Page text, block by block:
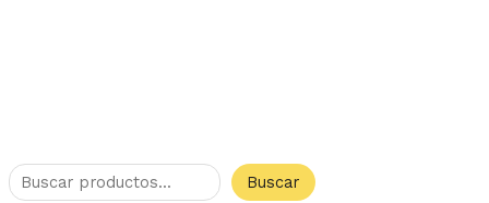
Buscar